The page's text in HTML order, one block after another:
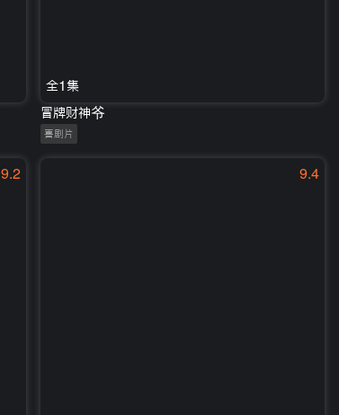
全1集
冒牌财神爷
喜剧片
9.2 9.4